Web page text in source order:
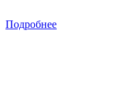
Подробнее